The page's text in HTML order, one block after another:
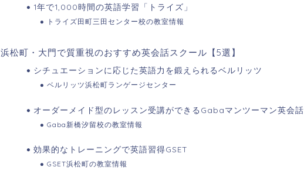
1年で1,000時間の英語学習「トライズ」
トライズ田町三田センター校の教室情報
浜松町・大門で質重視のおすすめ英会話スクール【5選】
シチュエーションに応じた英語力を鍛えられるベルリッツ
ベルリッツ浜松町ランゲージセンター
オーダーメイド型のレッスン受講ができるGabaマンツーマン英会話
Gaba新橋汐留校の教室情報
効果的なトレーニングで英語習得GSET
GSET浜松町の教室情報